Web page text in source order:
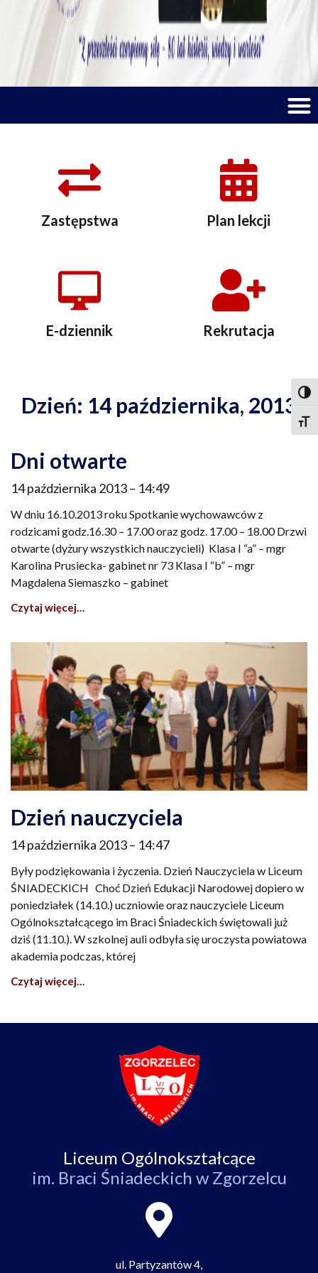
Zastępstwa Plan lekcji
E-dziennik Rekrutacja
Dzień: 14 października, 2013
Dni otwarte
14 października 2013 14:49
W dniu 16.10.2013 roku Spotkanie wychowawców z
rodzicami godz.16.30 – 17.00 oraz godz. 17.00 – 18.00 Drzwi
otwarte (dyżury wszystkich nauczycieli) Klasa I “a” – mgr
Karolina Prusiecka- gabinet nr 73 Klasa I “b” – mgr
Magdalena Siemaszko – gabinet
Czytaj więcej…
Dzień nauczyciela
14 października 2013 14:47
Były podziękowania i życzenia. Dzień Nauczyciela w Liceum
ŚNIADECKICH Choć Dzień Edukacji Narodowej dopiero w
poniedziałek (14.10.) uczniowie oraz nauczyciele Liceum
Ogólnokształcącego im Braci Śniadeckich świętowali już
dziś (11.10.). W szkolnej auli odbyła się uroczysta powiatowa
akademia podczas, której
Czytaj więcej…
Liceum Ogólnokształcące
im. Braci Śniadeckich w Zgorzelcu
ul. Partyzantów 4,